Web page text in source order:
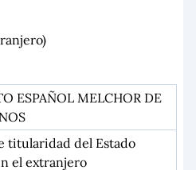
ESPAÑOL MELCHOR DE
titularidad del Estado
el extranjero